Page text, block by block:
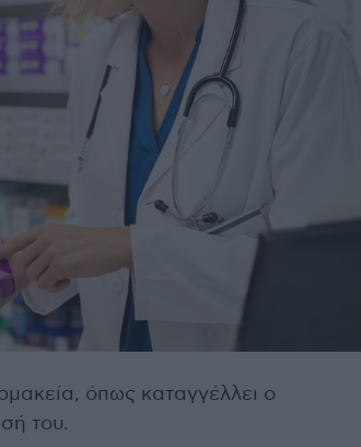
όπως καταγγέλλει ο
του.